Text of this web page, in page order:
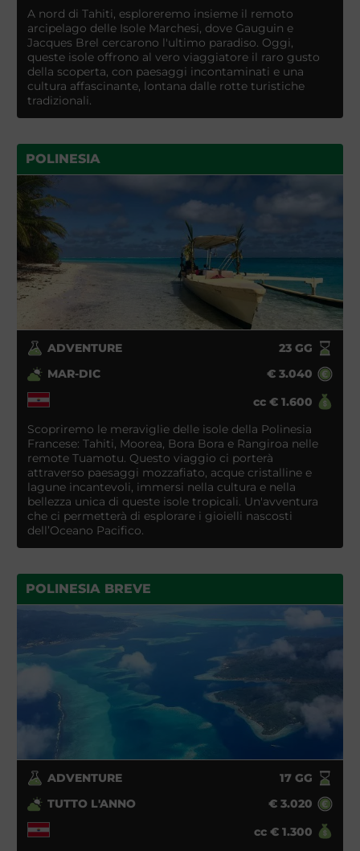
A nord di Tahiti, esploreremo insieme il remoto
arcipelago delle Isole Marchesi, dove Gauguin e
Jacques Brel cercarono l'ultimo paradiso. Oggi,
queste isole offrono al vero viaggiatore il raro gusto
della scoperta, con paesaggi incontaminati e una
cultura affascinante, lontana dalle rotte turistiche
tradizionali.
POLINESIA
ADVENTURE 23GG
MAR-DIC
€ 3.040
cc € 1.600
Scopriremo le meraviglie delle isole della Polinesia
Francese: Tahiti, Moorea, Bora Bora e Rangiroa nelle
remote Tuamotu. Questo viaggio ci porterà
attraverso paesaggi mozzafiato, acque cristalline e
lagune incantevoli, immersi nella cultura e nella
bellezza unica di queste isole tropicali. Un'avventura
che ci permetterà di esplorare i gioielli nascosti
dell’Oceano Pacifico.
POLINESIA BREVE
ADVENTURE 17GG
TUTTO L'ANNO
€ 3.020
cc € 1.300